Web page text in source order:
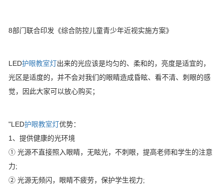
8部门联合印发《综合防控儿童青少年近视实施方案》
LED护眼教室灯出来的光应该是均匀的、柔和的，亮度是适宜的，
光区是适度的，并不会对我们的眼睛造成昏眩、看不清、刺眼的感
觉，因此大家可以放心购买；
"LED护眼教室灯优势：
1、提供健康的光环境
① 光源不直接照入眼睛，无眩光，不刺眼，提高老师和学生的注意
力;
② 光源无频闪，眼睛不疲劳，保护学生视力;